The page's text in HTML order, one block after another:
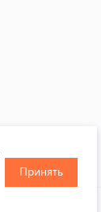
Принять